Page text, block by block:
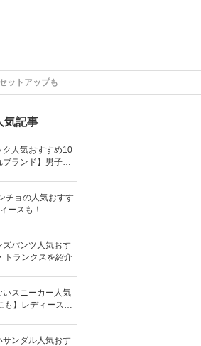
ットアップも
気記事
ク人気おすすめ10
ランド】男子・
チョの人気おすす
ースも！
パンツ人気おす
トランクスを紹介
スニーカー人気
も】レディース・
サンダル人気おす